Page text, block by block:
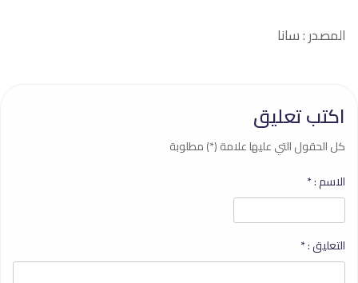
المصدر : سانا
اكتب تعليق
كل الحقول التي عليها علامة (*) مطلوبة
الاسم :*
التعليق :*